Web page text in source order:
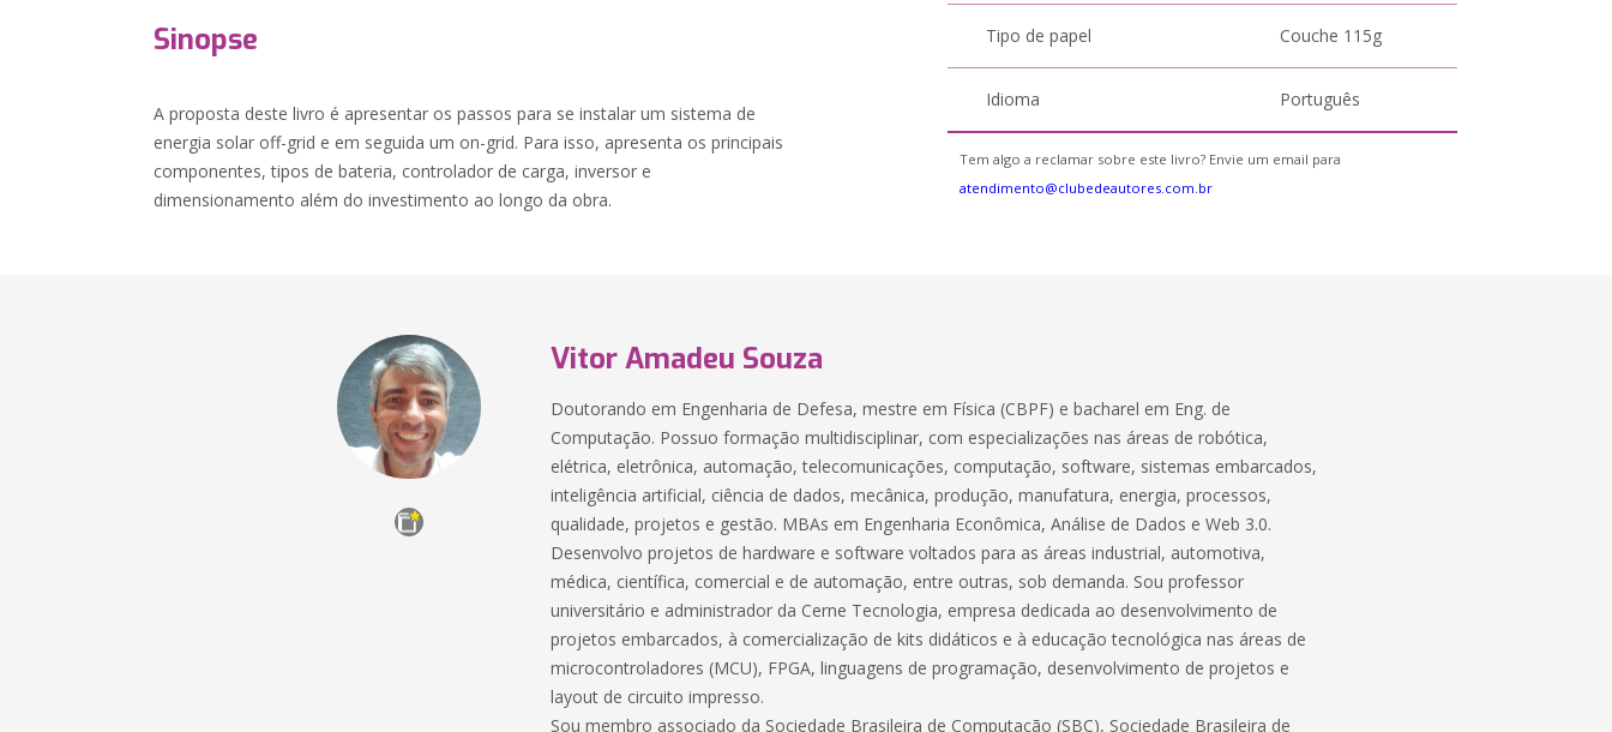
Sinopse
A proposta deste livro é apresentar os passos para se instalar um sistema de
energia solar off-grid e em seguida um on-grid. Para isso, apresenta os principais
componentes, tipos de bateria, controlador de carga, inversor e
dimensionamento além do investimento ao longo da obra.
Tipo de papel Couche 115g
Idioma Português
Tem algo a reclamar sobre este livro? Envie um email para
atendimento@clubedeautores.com.br
Vitor Amadeu Souza
Doutorando em Engenharia de Defesa, mestre em Física (CBPF) e bacharel em Eng. de
Computação. Possuo formação multidisciplinar, com especializações nas áreas de robótica,
elétrica, eletrônica, automação, telecomunicações, computação, software, sistemas embarcados,
inteligência artificial, ciência de dados, mecânica, produção, manufatura, energia, processos,
qualidade, projetos e gestão. MBAs em Engenharia Econômica, Análise de Dados e Web 3.0.
Desenvolvo projetos de hardware e software voltados para as áreas industrial, automotiva,
médica, científica, comercial e de automação, entre outras, sob demanda. Sou professor
universitário e administrador da Cerne Tecnologia, empresa dedicada ao desenvolvimento de
projetos embarcados, à comercialização de kits didáticos e à educação tecnológica nas áreas de
microcontroladores (MCU), FPGA, linguagens de programação, desenvolvimento de projetos e
layout de circuito impresso.
Sou membro associado da Sociedade Brasileira de Computação (SBC), Sociedade Brasileira de